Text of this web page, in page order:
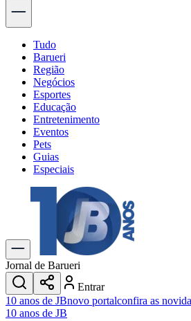
Tudo
Barueri
Região
Negócios
Esportes
Educação
Entretenimento
Eventos
Pets
Guias
Especiais
Explore Tudo
Últimas Notícias
Previsão do Tempo
Trânsito e Rotas
Dia a Dia & Lazer
Transportes
Gastronomia
Cinema & Shows
JogosNovo
Jornal de Barueri
Entrar
10 anos de JBnovo portalconfira as
10 anos de JB